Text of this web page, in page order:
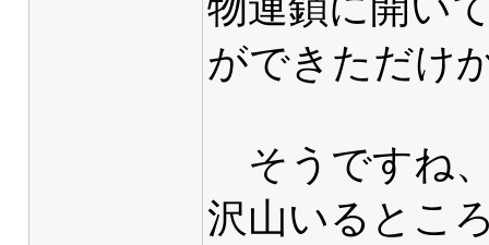
ができただけ
そうですね
沢山いるとこ